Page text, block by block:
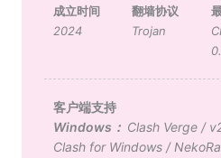
成立时间
2024
翻墙协议
Trojan
客户端支持
Windows： Clash Verge/
Clash for Windows/